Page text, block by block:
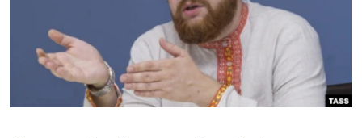
ПОДПИШИТЕСЬ НА РАССЫЛКУ
СОЦИАЛЬНЫЕ СЕТИ